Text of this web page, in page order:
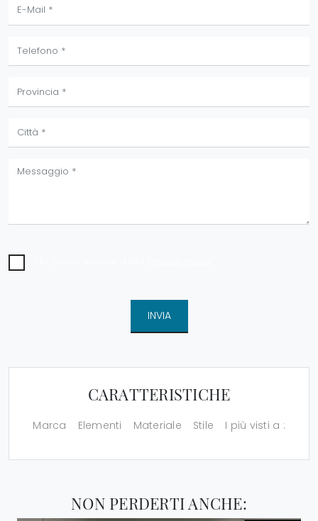
INVIA
CARATTERISTICHE
Marca Elementi Materiale Stile I più visti a :
NON PERDERTI ANCHE: